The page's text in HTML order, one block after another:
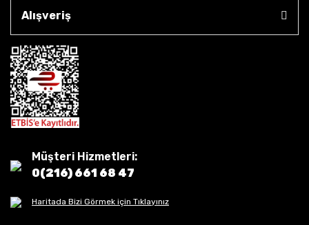
Alışveriş
Müşteri Hizmetleri:
0(216) 661 68 47
Haritada Bizi Görmek için Tıklayınız